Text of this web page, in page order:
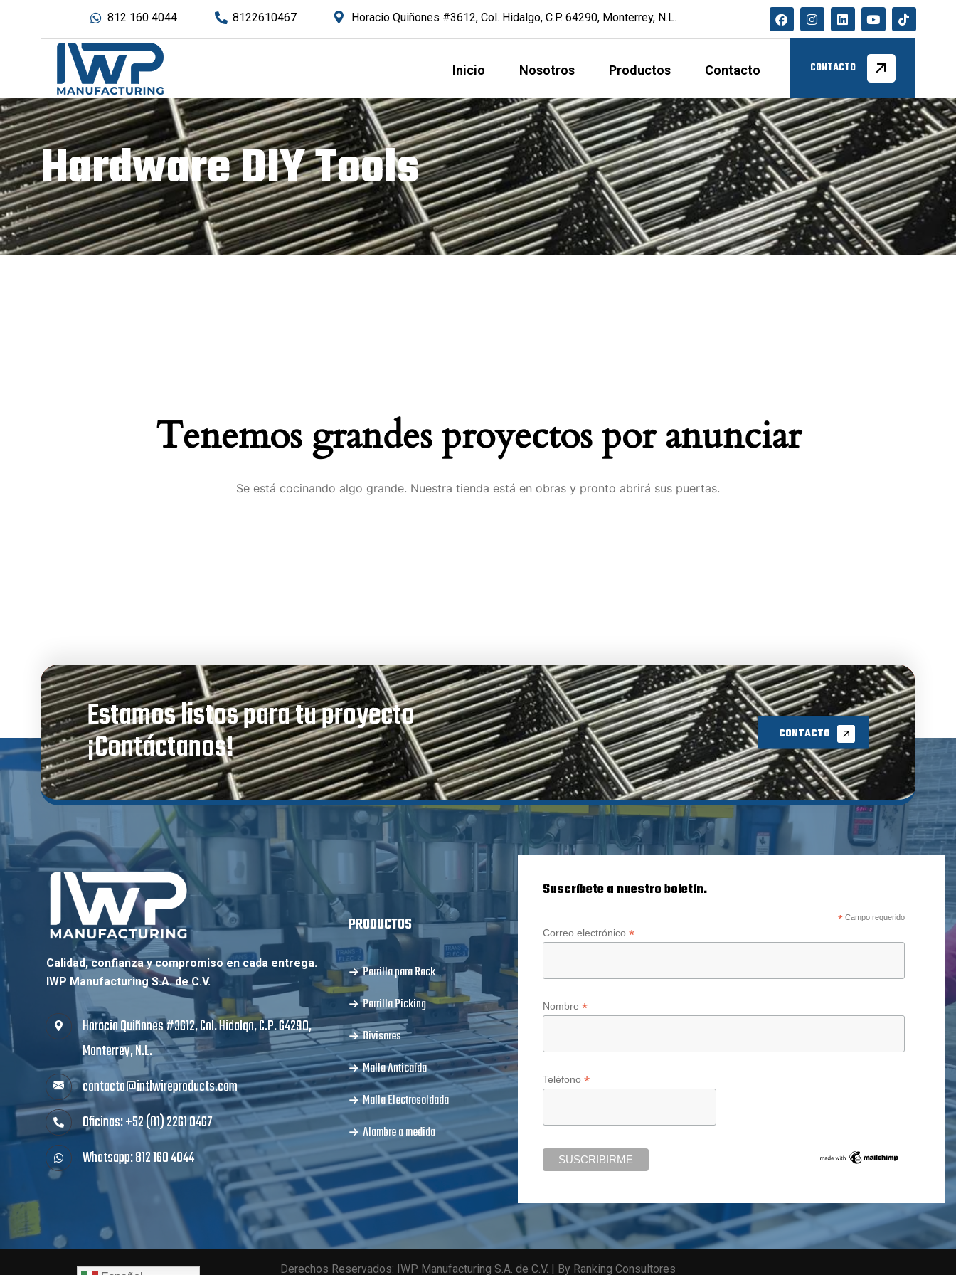
812 160 4044 8122610467 Horacio Quiñones #3612, Col. Hidalgo, C.P. 64290, Monterrey, N.L.
Inicio Nosotros Productos Contacto
Hardware DIY Tools
Tenemos grandes proyectos por anunciar
Se está cocinando algo grande. Nuestra tienda está en obras y pronto abrirá sus puertas.
Estamos listos para tu proyecto
¡Contáctanos! CONTACTO
Calidad, confianza y compromiso en cada entrega.
IWP Manufacturing S.A. de C.V.
Horacio Quiñones #3612, Col. Hidalgo, C.P. 64290,
Monterrey, N.L.
contacto@intlwireproducts.com
Oficinas: +52 (81) 2261 0467
Whatsapp: 812 160 4044
PRODUCTOS
Parrilla para Rack
Parrilla Picking
Divisores
Malla Anticaída
Malla Electrosoldada
Alambre a medida
Suscríbete a nuestro boletín.
* Campo requerido
Correo electrónico*
Nombre*
Teléfono*
Derechos Reservados: IWP Manufacturing S.A. de C.V. | By Ranking Consultores